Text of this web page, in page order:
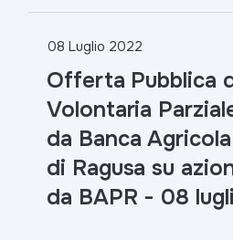
08 Luglio 2022
Offerta Pubblica
Volontaria
da Banca
di Ragusa su
da BAPR - 08